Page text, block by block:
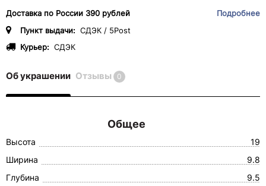
Доставка по России 390 рублей
Подробнее
Пункт выдачи: СДЭК / 5Post
Курьер: СДЭК
Об украшении Отзывы 0
Общее
Высота
19
Ширина
9.8
Глубина
9.5